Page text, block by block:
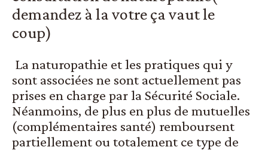
demandez à la votre ça vaut le
coup)
La naturopathie et les pratiques qui y
sont associées ne sont actuellement pas
prises en charge par la Sécurité Sociale.
Néanmoins, de plus en plus de mutuelles
(complémentaires santé) remboursent
partiellement ou totalement ce type de